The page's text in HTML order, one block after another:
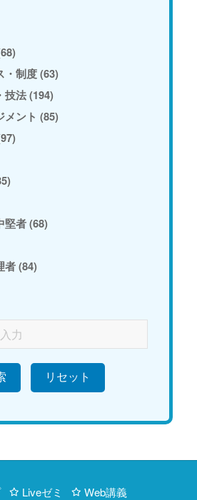
・制度 (63)
技法 (194)
メント (85)
堅者 (68)
者 (84)
Liveゼミ
Web講義